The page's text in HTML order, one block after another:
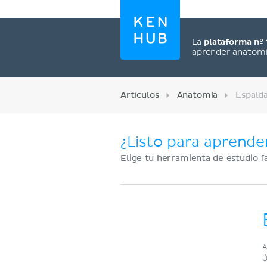
La plataforma nº
aprender
Artículos Anatomía
¿Listo para
Elige tu herramienta de estudio